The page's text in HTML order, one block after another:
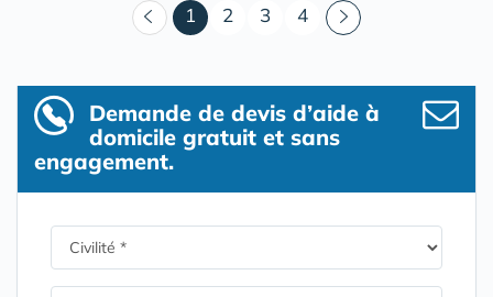
1 (courant)
2 3 4
Demande de devis d’aide à
domicile gratuit et sans
engagement.